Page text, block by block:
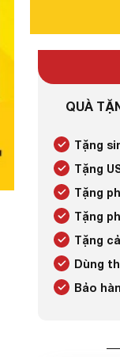
QUÀ
Tặng
Tặng
Tặng
Tặng
Tặng
Dùng
Bảo